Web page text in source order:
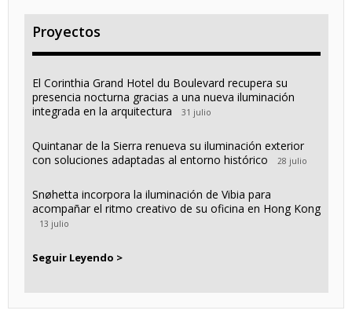
Proyectos
El Corinthia Grand Hotel du Boulevard recupera su
presencia nocturna gracias a una nueva iluminación
integrada en la arquitectura
31 julio
Quintanar de la Sierra renueva su iluminación exterior
con soluciones adaptadas al entorno histórico
28 julio
Snøhetta incorpora la iluminación de Vibia para
acompañar el ritmo creativo de su oficina en Hong Kong
13 julio
Seguir Leyendo >